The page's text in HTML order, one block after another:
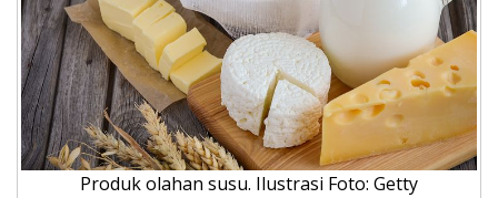
Produk olahan susu. Ilustrasi Foto: Getty